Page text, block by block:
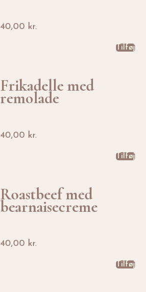
40,00 kr.
Tilføj
Frikadelle med
remolade
40,00 kr.
Tilføj
Roastbeef med
bearnaisecreme
40,00 kr.
Tilføj